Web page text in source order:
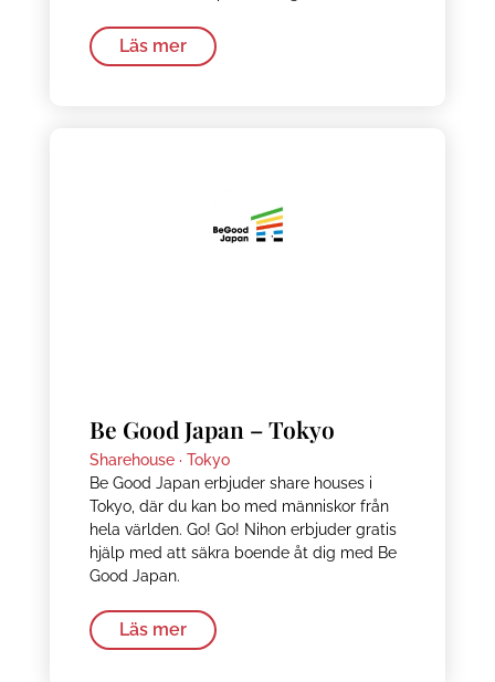
Läs mer
Be Good Japan – Tokyo
Sharehouse · Tokyo
Be Good Japan erbjuder share houses i
Tokyo, där du kan bo med människor från
hela världen. Go! Go! Nihon erbjuder gratis
hjälp med att säkra boende åt dig med Be
Good Japan.
Läs mer